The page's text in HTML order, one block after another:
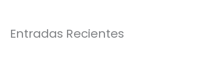
Entradas Recientes